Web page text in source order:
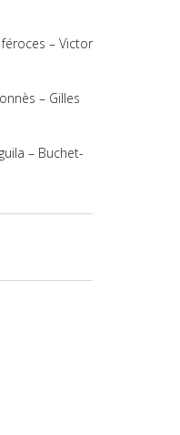
– Victor
– Gilles
– Buchet-